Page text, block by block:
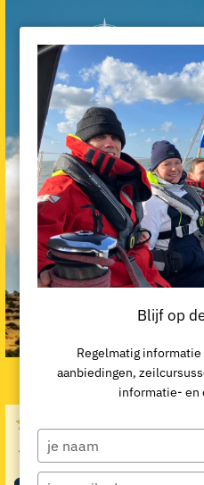
Zeilcursus Tenerife


4.4 / 5 (12 beoordelingen)
Blijf op
Regelmatig
aanbiedingen,
informatie- en
Type
your
name
Type